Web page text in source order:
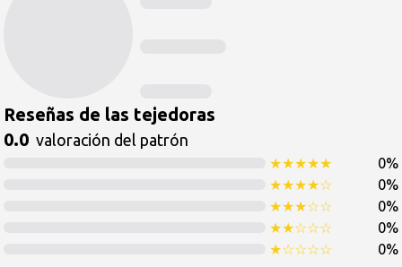
Reseñas de las tejedoras
0.0 valoración del patrón
★★★★★ 0%
★★★★☆ 0%
★★★☆☆ 0%
★★☆☆☆ 0%
★☆☆☆☆ 0%